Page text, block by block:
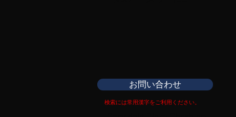
お問い合わせ
検索には常用漢字をご利用ください。